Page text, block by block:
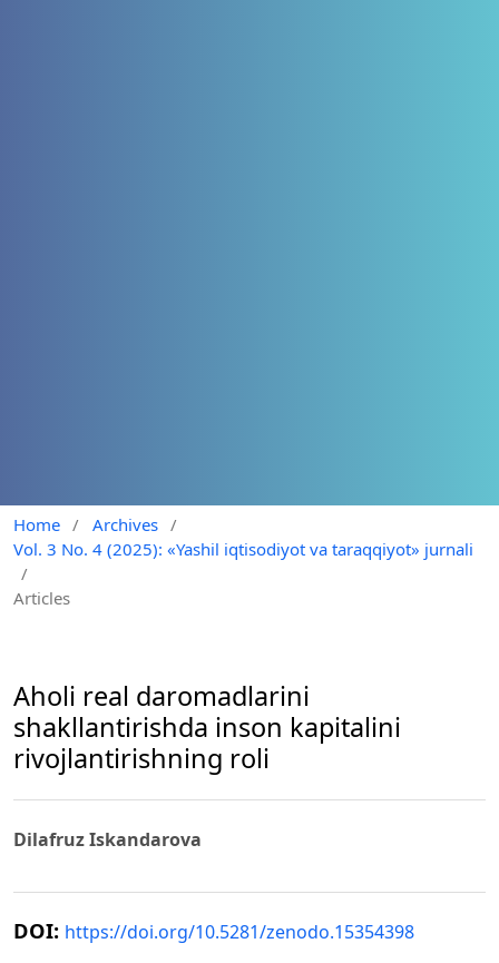
Home / Archives /
Vol. 3 No. 4 (2025): «Yashil iqtisodiyot va taraqqiyot» jurnali
/
Articles
Aholi real daromadlarini
shakllantirishda inson kapitalini
rivojlantirishning roli
Dilafruz Iskandarova
DOI: https://doi.org/10.5281/zenodo.15354398